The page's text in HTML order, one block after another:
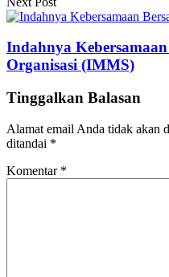
Indahnya
Organisasi (IMMS)
Tinggalkan Balasan
Alamat email Anda tidak akan
ditandai *
Komentar *